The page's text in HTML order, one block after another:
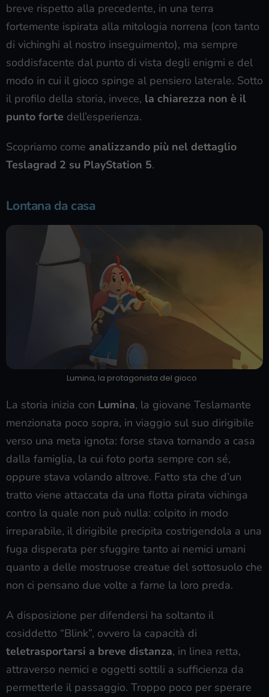
breve rispetto alla precedente, in una terra
fortemente ispirata alla mitologia norrena (con tanto
di vichinghi al nostro inseguimento), ma sempre
soddisfacente dal punto di vista degli enigmi e del
modo in cui il gioco spinge al pensiero laterale. Sotto
il profilo della storia, invece, la chiarezza non è il
punto forte dell’esperienza.
Scopriamo come analizzando più nel dettaglio
Teslagrad 2 su PlayStation 5.
Lontana da casa
Lumina, la protagonista del gioco
La storia inizia con Lumina, la giovane Teslamante
menzionata poco sopra, in viaggio sul suo dirigibile
verso una meta ignota: forse stava tornando a casa
dalla famiglia, la cui foto porta sempre con sé,
oppure stava volando altrove. Fatto sta che d’un
tratto viene attaccata da una flotta pirata vichinga
contro la quale non può nulla: colpito in modo
irreparabile, il dirigibile precipita costrigendola a una
fuga disperata per sfuggire tanto ai nemici umani
quanto a delle mostruose creatue del sottosuolo che
non ci pensano due volte a farne la loro preda.
A disposizione per difendersi ha soltanto il
cosiddetto “Blink”, ovvero la capacità di
teletrasportarsi a breve distanza, in linea retta,
attraverso nemici e oggetti sottili a sufficienza da
permetterle il passaggio. Troppo poco per sperare